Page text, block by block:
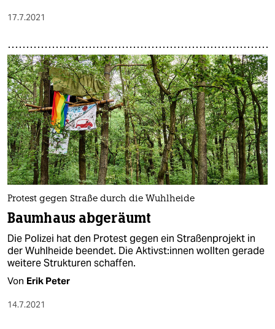
17.7.2021
Protest gegen Straße durch die Wuhlheide
Baumhaus abgeräumt
Die Polizei hat den Protest gegen ein Straßenprojekt in
der Wuhlheide beendet. Die Ak­tivs­t:in­nen wollten gerade
weitere Strukturen schaffen.
Von Erik Peter
14.7.2021